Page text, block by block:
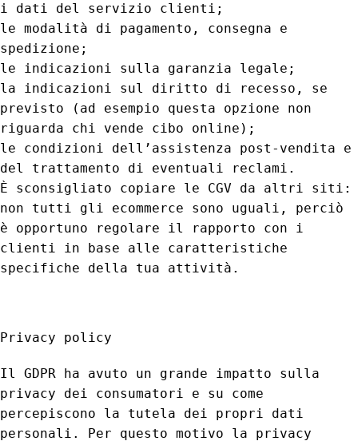
i dati del servizio clienti;
le modalità di pagamento, consegna e
spedizione;
le indicazioni sulla garanzia legale;
la indicazioni sul diritto di recesso, se
previsto (ad esempio questa opzione non
riguarda chi vende cibo online);
le condizioni dell’assistenza post-vendita e
del trattamento di eventuali reclami.
È sconsigliato copiare le CGV da altri siti:
non tutti gli ecommerce sono uguali, perciò
è opportuno regolare il rapporto con i
clienti in base alle caratteristiche
specifiche della tua attività.
Privacy policy
Il GDPR ha avuto un grande impatto sulla
privacy dei consumatori e su come
percepiscono la tutela dei propri dati
personali. Per questo motivo la privacy